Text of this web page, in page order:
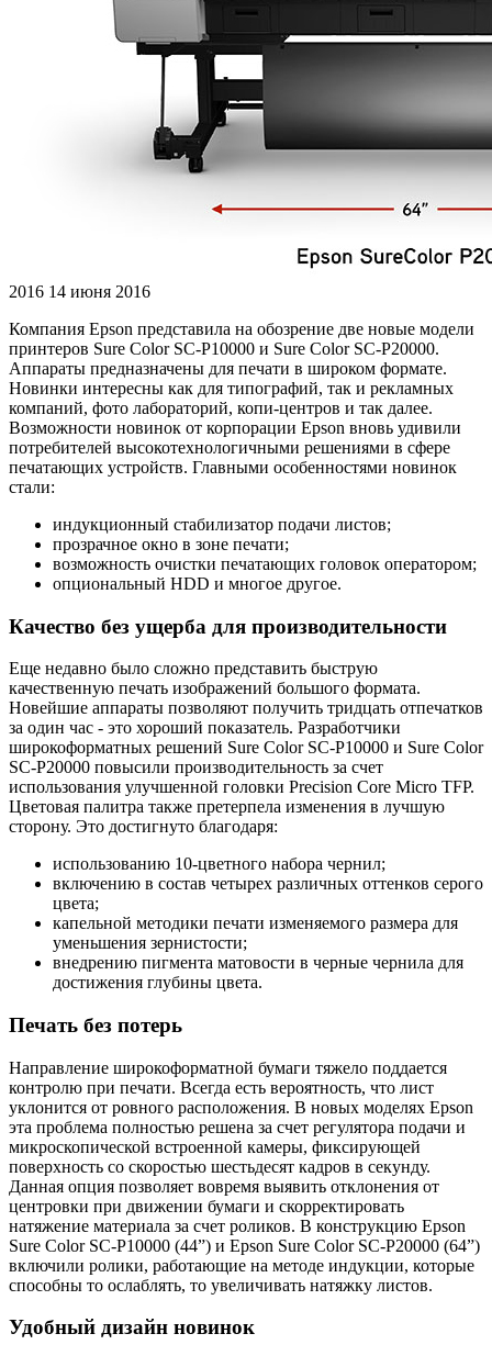
2016 14 июня 2016
Компания Epson представила на обозрение две новые модели
принтеров Sure Color SC-P10000 и Sure Color SC-P20000.
Аппараты предназначены для печати в широком формате.
Новинки интересны как для типографий, так и рекламных
компаний, фото лабораторий, копи-центров и так далее.
Возможности новинок от корпорации Epson вновь удивили
потребителей высокотехнологичными решениями в сфере
печатающих устройств. Главными особенностями новинок
стали:
индукционный стабилизатор подачи листов;
прозрачное окно в зоне печати;
возможность очистки печатающих головок оператором;
опциональный HDD и многое другое.
Качество без ущерба для производительности
Еще недавно было сложно представить быструю
качественную печать изображений большого формата.
Новейшие аппараты позволяют получить тридцать отпечатков
за один час - это хороший показатель. Разработчики
широкоформатных решений Sure Color SC-P10000 и Sure Color
SC-P20000 повысили производительность за счет
использования улучшенной головки Precision Core Micro TFP.
Цветовая палитра также претерпела изменения в лучшую
сторону. Это достигнуто благодаря:
использованию 10-цветного набора чернил;
включению в состав четырех различных оттенков серого
цвета;
капельной методики печати изменяемого размера для
уменьшения зернистости;
внедрению пигмента матовости в черные чернила для
достижения глубины цвета.
Печать без потерь
Направление широкоформатной бумаги тяжело поддается
контролю при печати. Всегда есть вероятность, что лист
уклонится от ровного расположения. В новых моделях Epson
эта проблема полностью решена за счет регулятора подачи и
микроскопической встроенной камеры, фиксирующей
поверхность со скоростью шестьдесят кадров в секунду.
Данная опция позволяет вовремя выявить отклонения от
центровки при движении бумаги и скорректировать
натяжение материала за счет роликов. В конструкцию Epson
Sure Color SC-P10000 (44”) и Epson Sure Color SC-P20000 (64”)
включили ролики, работающие на методе индукции, которые
способны то ослаблять, то увеличивать натяжку листов.
Удобный дизайн новинок